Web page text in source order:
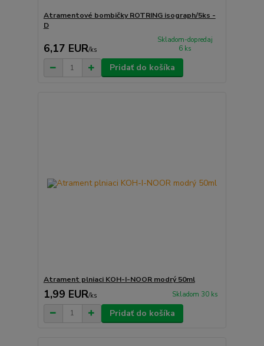
Atramentové bombičky ROTRING isograph/5ks -
D
6,17 EUR/ks
Skladom-dopredaj
6 ks
Pridať do košíka
Atrament plniaci KOH-I-NOOR modrý 50ml
1,99 EUR/ks Skladom 30 ks
Pridať do košíka